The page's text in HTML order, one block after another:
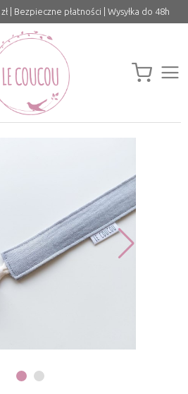
| Bezpieczne płatności | Wysyłka do 48h